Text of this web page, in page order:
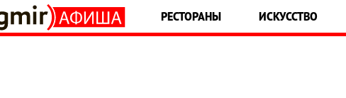
РЕСТОРАНЫ ИСКУССТВО